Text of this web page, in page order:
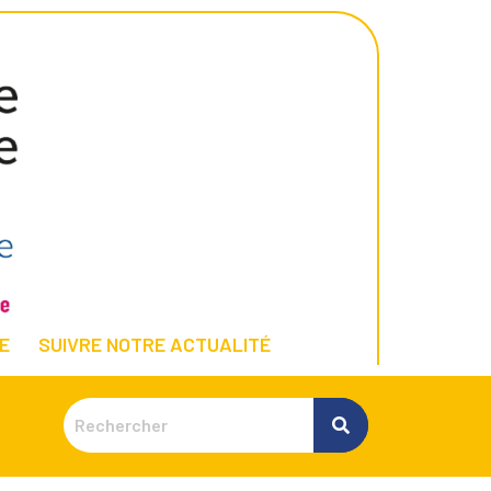
SUIVRE NOTRE ACTUALITÉ